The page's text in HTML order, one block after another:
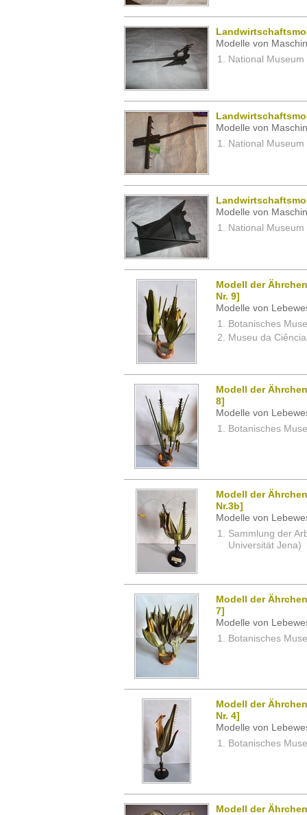
Modelle von
National Museum
Modelle von
National Museum
Modelle von
National Museum
Modell der
Nr. 9]
Modelle von
Botanisches
Museu da
Modell der
8]
Modelle von
Botanisches
Modell der
Nr.3b]
Modelle von
Sammlung der
Universität Jena)
Modell der
7]
Modelle von
Botanisches
Modell der
Nr. 4]
Modelle von
Botanisches
Modell der